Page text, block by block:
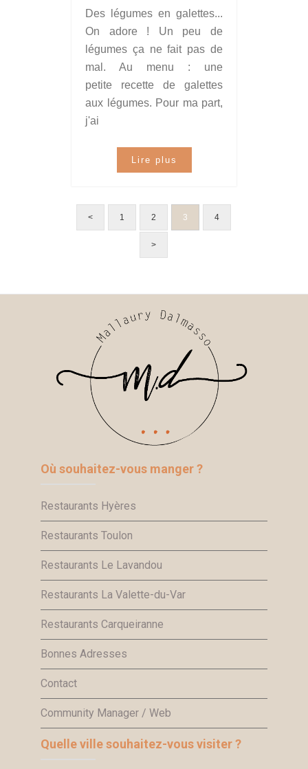
Des légumes en galettes...
On adore ! Un peu de
légumes ça ne fait pas de
mal. Au menu : une
petite recette de galettes
aux légumes. Pour ma part,
j'ai
Lire plus
< 1 2 3 4
>
Où souhaitez-vous manger ?
Restaurants Hyères
Restaurants Toulon
Restaurants Le Lavandou
Restaurants La Valette-du-Var
Restaurants Carqueiranne
Bonnes Adresses
Contact
Community Manager / Web
Quelle ville souhaitez-vous visiter ?